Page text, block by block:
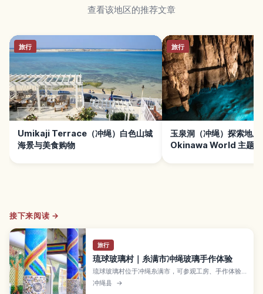
查看该地区的推荐文章
旅行
Umikaji Terrace（冲绳）白色山城
海景与美食购物
旅行
玉泉洞（冲绳）探索地底
Okinawa World 主题
接下来阅读 →
旅行
琉球玻璃村｜糸满市冲绳玻璃手作体验
琉球玻璃村位于冲绳糸满市，可参观工房、手作体验
与逛店。感受缤纷琉球玻璃魅力，挑选伴手礼拍美
照。介绍看点、体验与交通。
冲绳县 →